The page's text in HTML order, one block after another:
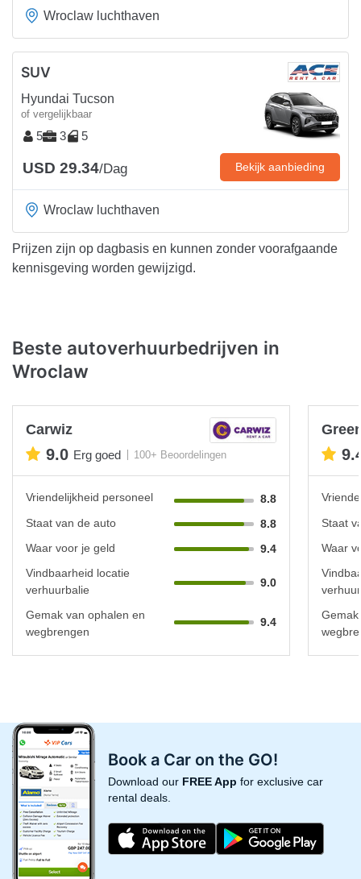
Wroclaw luchthaven
SUV
Hyundai Tucson
of vergelijkbaar
5 3 5
USD 29.34/Dag Bekijk aanbieding
Wroclaw luchthaven
Prijzen zijn op dagbasis en kunnen zonder voorafgaande
kennisgeving worden gewijzigd.
Beste autoverhuurbedrijven in
Wroclaw
Carwiz
9.0 Erg goed 100+ Beoordelingen
Vriendelijkheid personeel
8.8
Staat van de auto
8.8
Waar voor je geld
9.4
Vindbaarheid locatie
verhuurbalie
9.0
Gemak van ophalen en
wegbrengen
9.4
Staat
Waar
Book a Car on the GO!
Download our FREE App for exclusive car
rental deals.